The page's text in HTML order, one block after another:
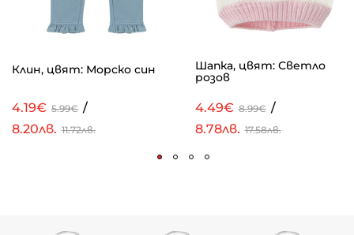
Клин, цвят: Морско син
4.19€ 5.99€ /
8.20лв. 11.72лв.
Шапка, цвят: Светло
розов
4.49€ 8.99€ /
8.78лв. 17.58лв.